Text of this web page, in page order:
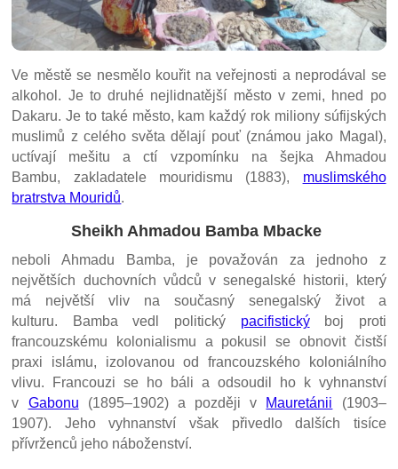
Ve městě se nesmělo kouřit na veřejnosti a neprodával se
alkohol. Je to druhé nejlidnatější město v zemi, hned po
Dakaru. Je to také město, kam každý rok miliony súfijských
muslimů z celého světa dělají pouť (známou jako Magal),
uctívají mešitu a ctí vzpomínku na šejka Ahmadou
Bambu, zakladatele mouridismu (1883), muslimského
bratrstva Mouridů.
Sheikh Ahmadou Bamba Mbacke
neboli Ahmadu Bamba, je považován za jednoho z
největších duchovních vůdců v senegalské historii, který
má největší vliv na současný senegalský život a
kulturu. Bamba vedl politický pacifistickýboj proti
francouzskému kolonialismu a pokusil se obnovit čistší
praxi islámu, izolovanou od francouzského koloniálního
vlivu. Francouzi se ho báli a odsoudil ho k vyhnanství
v Gabonu (1895–1902) a později v Mauretánii (1903–
1907). Jeho vyhnanství však přivedlo dalších tisíce
přívrženců jeho náboženství.